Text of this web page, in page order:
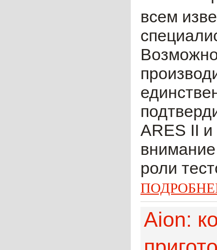
всем
ARES II
роли
Aion: